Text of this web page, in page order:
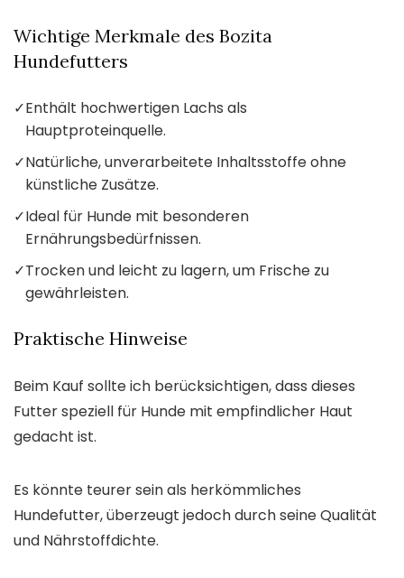
Wichtige Merkmale des Bozita
Hundefutters
✓Enthält hochwertigen Lachs als
Hauptproteinquelle.
✓Natürliche, unverarbeitete Inhaltsstoffe ohne
künstliche Zusätze.
✓Ideal für Hunde mit besonderen
Ernährungsbedürfnissen.
✓Trocken und leicht zu lagern, um Frische zu
gewährleisten.
Praktische Hinweise
Beim Kauf sollte ich berücksichtigen, dass dieses
Futter speziell für Hunde mit empfindlicher Haut
gedacht ist.
Es könnte teurer sein als herkömmliches
Hundefutter, überzeugt jedoch durch seine Qualität
und Nährstoffdichte.